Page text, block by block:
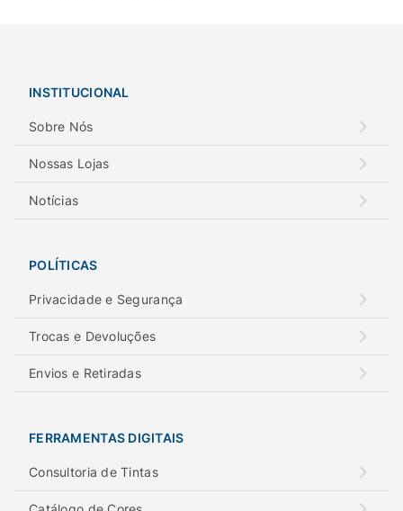
INSTITUCIONAL
Sobre Nós
Nossas Lojas
Notícias
POLÍTICAS
Privacidade e Segurança
Trocas e Devoluções
Envios e Retiradas
FERRAMENTAS DIGITAIS
Consultoria de Tintas